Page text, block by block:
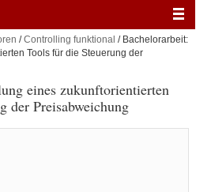
/Controlling funktional / Bachelorarbeit:
Tools für die Steuerung der
eines zukunftorientierten
der Preisabweichung